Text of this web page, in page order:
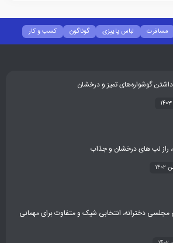
مسافرت لباس پاییزی گوناگون
کسب و کار
زندگی سلامتی تکنولوژی اخبار شرکت ها
داشتن گوشواره‌های تمیز و درخشان
راز لب های درخشان و جذاب
دخترانه، انتخابی شیک و متفاوت برای مهمانی